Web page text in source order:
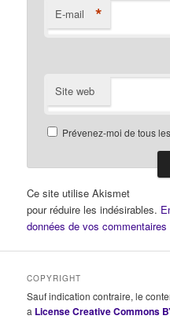
E-mail *
Site web
Prévenez-moi de tous
Ce site utilise Akismet
pour réduire les indésirables.
données de vos
COPYRIGHT
Sauf indication contraire, le
a License Creative Commons